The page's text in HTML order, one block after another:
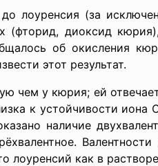
(за
(фторид, диоксид
об окисления
этот результат.
у кюрия; ей
к устойчивости иона
наличие
Валентности
лоуренсий как в